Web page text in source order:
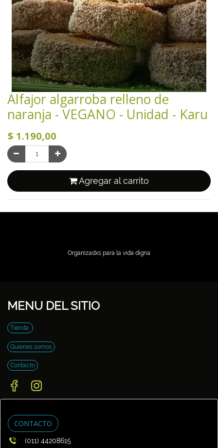
Alfajor algarroba relleno de
naranja - VEGANO - Unidad - Karu
$ 1.190,00
Agregar al carrito
Organizadxs para la vida digna
MENU DEL SITIO
Tienda
Quienes somos
Contacto
CONTACTO
(011) 44208615